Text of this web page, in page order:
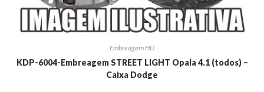
Embreagem HD
KDP-6004-Embreagem STREET LIGHT Opala 4.1 (todos) –
Caixa Dodge